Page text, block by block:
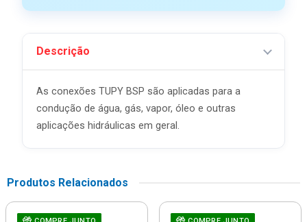
Descrição
As conexões TUPY BSP são aplicadas para a
condução de água, gás, vapor, óleo e outras
aplicações hidráulicas em geral.
Produtos Relacionados